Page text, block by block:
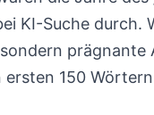
KI-Suche durch.
150